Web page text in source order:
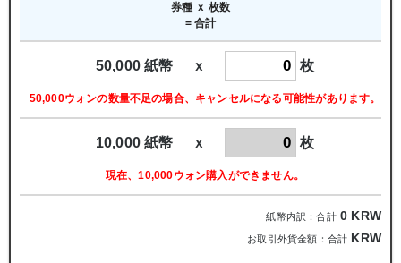
券種 ｘ 枚数
= 合計
50,000 紙幣 ｘ 枚
50,000ウォンの数量不足の場合、キャンセルになる可能性があります。
10,000 紙幣 ｘ 枚
現在、10,000ウォン購入ができません。
紙幣内訳：合計 0 KRW
お取引外貨金額：合計 KRW